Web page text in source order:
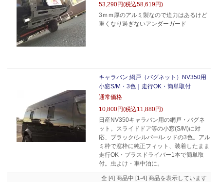
53,290円(税込58,619円)
3ｍｍ厚のアルミ製なので迫力はあるけど
重くなり過ぎないアンダーガード
キャラバン 網戸（バグネット）NV350用
小窓S/M・3色｜走行OK・簡単取付
通常価格
10,800円(税込11,880円)
日産NV350キャラバン用の網戸・バグネ
ット。スライドドア等の小窓(S/M)に対
応、ブラック/シルバー/レッドの3色。アル
ミ枠で窓枠に純正フィット、装着したまま
走行OK・プラスドライバー1本で簡単取
付。虫よけ・車中泊に。
全 [4] 商品中 [1-4] 商品を表示しています